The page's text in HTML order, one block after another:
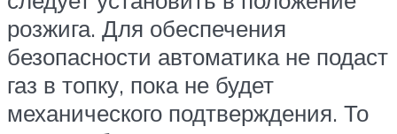
розжига. Для обеспечения
безопасности автоматика не подаст
газ в топку, пока не будет
механического подтверждения. То